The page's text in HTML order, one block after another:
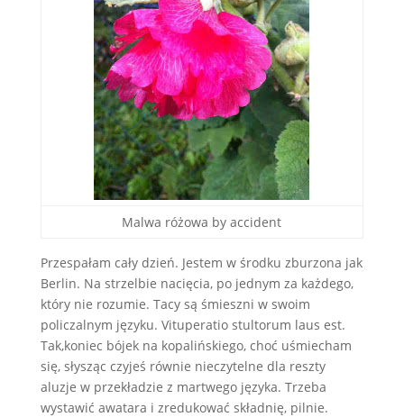
Malwa różowa by accident
Przespałam cały dzień. Jestem w środku zburzona jak
Berlin. Na strzelbie nacięcia, po jednym za każdego,
który nie rozumie. Tacy są śmieszni w swoim
policzalnym języku. Vituperatio stultorum laus est.
Tak,koniec bójek na kopalińskiego, choć uśmiecham
się, słysząc czyjeś równie nieczytelne dla reszty
aluzje w przekładzie z martwego języka. Trzeba
wystawić awatara i zredukować składnię, pilnie.